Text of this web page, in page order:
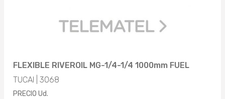
FLEXIBLE RIVEROIL MG-1/4-1/4 1000mm FUEL
TUCAI | 3068
PRECIO Ud.